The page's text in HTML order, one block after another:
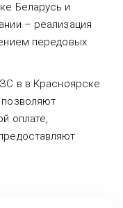
Беларусь и
– реализация
передовых
в в Красноярске
оплате,